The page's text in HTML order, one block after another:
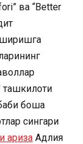
ва “Better
ташкилоти
бошқа
сингари
ариза Адлия